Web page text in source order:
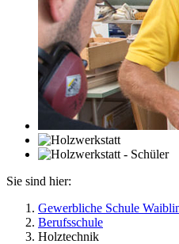
Sie sind hier:
Gewerbliche Schule
Berufsschule
Holztechnik